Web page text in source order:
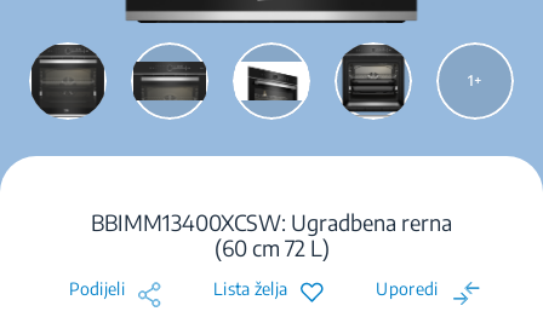
1
BBIMM13400XCSW: Ugradbena rerna
(60 cm 72 L)
Podijeli Lista želja Uporedi